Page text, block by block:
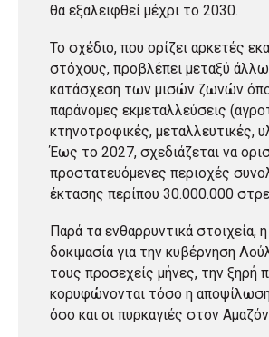
θα εξαλειφθεί μέχρι το 2030.
Το σχέδιο, που ορίζει αρκετές
στόχους, προβλέπει μεταξύ
κατάσχεση των μισών ζωνών
παράνομες εκμεταλλεύσεις
κτηνοτροφικές, μεταλλευτικές,
Έως το 2027, σχεδιάζεται να
προστατευόμενες περιοχές
έκτασης περίπου 30.000.000
Παρά τα ενθαρρυντικά στοιχεία,
δοκιμασία για την κυβέρνηση
τους προσεχείς μήνες, την ξηρή
κορυφώνονται τόσο η
όσο και οι πυρκαγιές στον